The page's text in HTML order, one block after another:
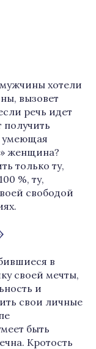
хотели
вызовет
речь идет
получить
умеющая
женщина?
только ту,
%, ту,
свободой
в
своей мечты,
и
свои личные
быть
Кротость